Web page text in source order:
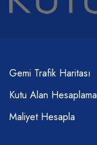
Gemi Trafik Haritası
Kutu Alan Hesaplama
Maliyet Hesapla